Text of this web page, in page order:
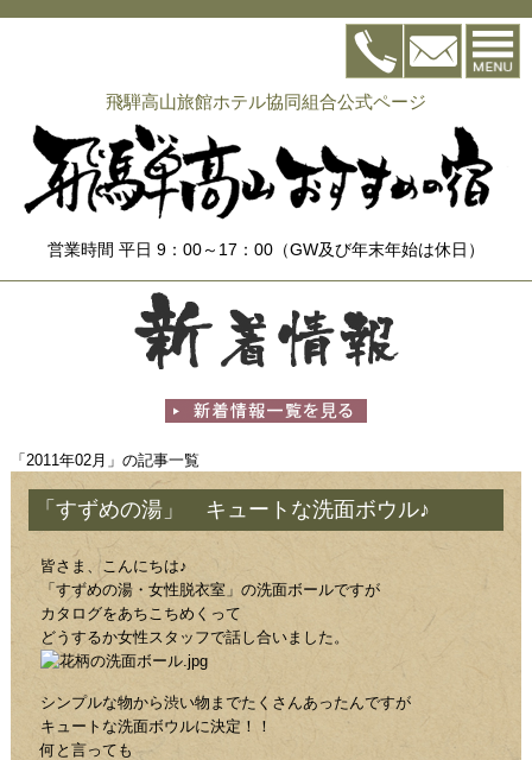
飛騨高山旅館ホテル協同組合公式ページ
営業時間 平日 9：00～17：00（GW及び年末年始は休日）
「2011年02月」の記事一覧
「すずめの湯」 キュートな洗面ボウル♪
皆さま、こんにちは♪
「すずめの湯・女性脱衣室」の洗面ボールですが
カタログをあちこちめくって
どうするか女性スタッフで話し合いました。
シンプルな物から渋い物までたくさんあったんですが
キュートな洗面ボウルに決定！！
何と言っても